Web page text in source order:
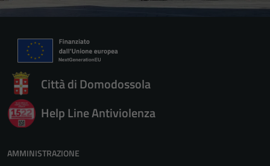
Città di Domodossola
Help Line Antiviolenza
AMMINISTRAZIONE